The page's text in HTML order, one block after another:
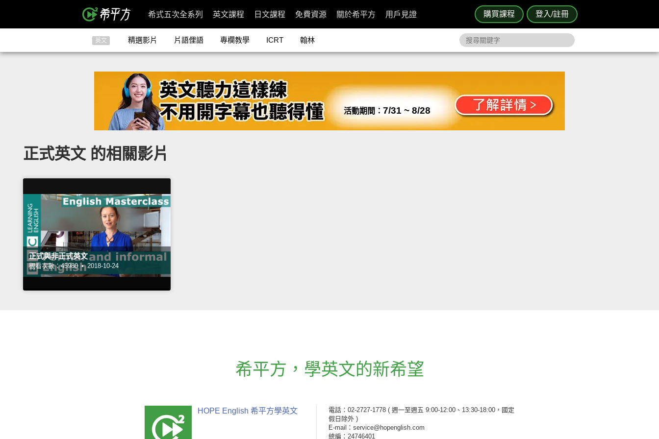
購買課程 登入/註冊
希式五次全系列 英文課程 日文課程 免費資源 關於希平方 用戶見證
英文 精選影片 片語俚語 專欄教學 ICRT 翰林
活動期間： 7/31 ~ 8/28
正式英文 的相關影片
正式與非正式英文
觀看次數：45980 • 2018-10-24
希平方 ， 學英文的新希望
HOPE English 希平方學英文 電話：02-2727-1778 ( 週一至週五 9:00-12:00、13:30-18:00，國定
假日除外 )
E-mail：service@hopenglish.com
統編：24746401